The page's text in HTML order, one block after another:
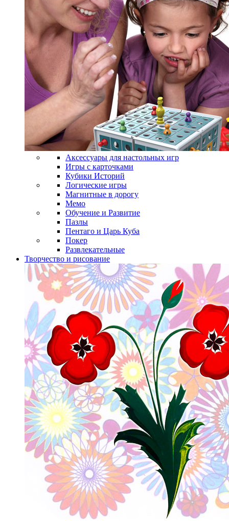
Аксессуары для настольных игр
Игры с карточками
Кубики Историй
Логические игры
Магнитные в дорогу
Мемо
Обучение и Развитие
Пазлы
Пентаго и Царь Куба
Покер
Развлекательные
Творчество и рисование